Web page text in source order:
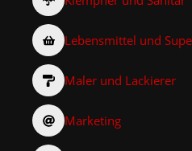
Lebensmittel und
Maler und Lackierer
Marketing